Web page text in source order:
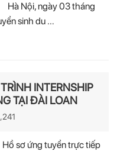
Nội, ngày 03 tháng
sinh du …
INTERNSHIP
TẠI ĐÀI LOAN
sơ ứng tuyển trực tiếp